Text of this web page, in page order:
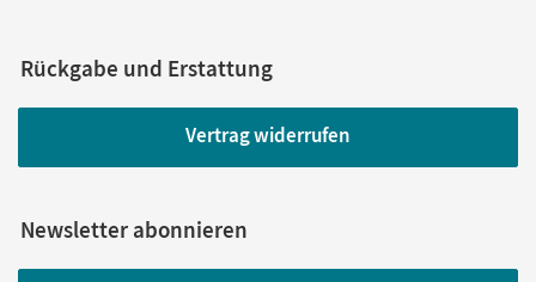
Rückgabe und Erstattung
Vertrag widerrufen
Newsletter abonnieren